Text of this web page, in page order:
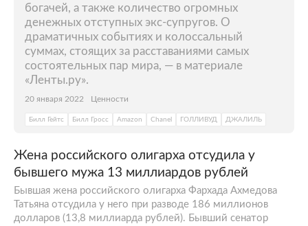
богачей, а также количество огромных
денежных отступных экс-супругов. О
драматичных событиях и колоссальный
суммах, стоящих за расставаниями самых
состоятельных пар мира, — в материале
«Ленты.ру».
20 января 2022 Ценности
Билл Гейтс Билл Гросс Amazon Chanel ГОЛЛИВУД ДЖАЛИЛЬ
Жена российского олигарха отсудила у
бывшего мужа 13 миллиардов рублей
Бывшая жена российского олигарха Фархада Ахмедова
Татьяна отсудила у него при разводе 186 миллионов
долларов (13,8 миллиарда рублей). Бывший сенатор